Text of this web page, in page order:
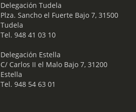
​ Delegación Tudela
Plza. Sancho el Fuerte Bajo 7, 31500
Tudela
Tel. 948 41 03 10
​ Delegación Estella
C/ Carlos II el Malo Bajo 7, 31200
Estella
Tel. 948 54 63 01